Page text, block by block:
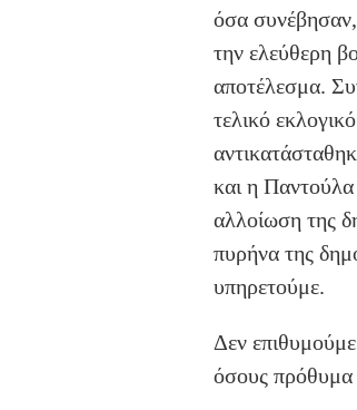
όσα
την ελεύθερη
αποτέλεσμα.
τελικό
και η
αλλοίωση της
πυρήνα της
υπηρετούμε.
Δεν
όσους πρόθυμα